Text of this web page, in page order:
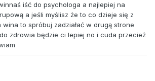
iść do psychologa a najlepiej na
a jeśli myślisz że to co dzieje się z
wina to spróbuj zadziałać w drugą strone
zdrowia będzie ci lepiej no i cuda przecież